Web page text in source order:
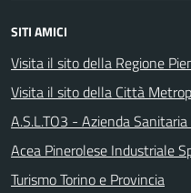
SITI AMICI
Visita il sito della Regione
Visita il sito della Città
A.S.L.TO3 - Azienda
Acea Pinerolese Industriale
Turismo Torino e Provincia